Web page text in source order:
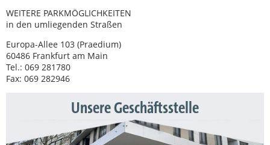
WEITERE PARKMÖGLICHKEITEN
in den umliegenden Straßen
Europa-Allee 103 (Praedium)
60486 Frankfurt am Main
Tel.: 069 281780
Fax: 069 282946
Unsere Geschäftsstelle